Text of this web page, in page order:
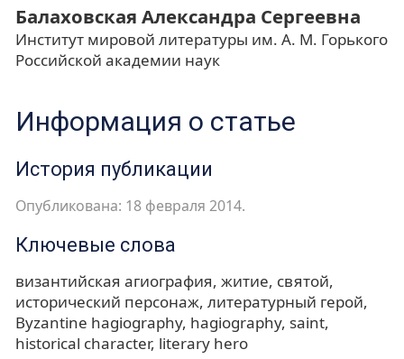
Балаховская Александра Сергеевна
Институт мировой литературы им. А. М. Горького
Российской академии наук
Информация о статье
История публикации
Опубликована: 18 февраля 2014.
Ключевые слова
византийская агиография житие святой
исторический персонаж литературный герой
Byzantine hagiography hagiography saint
historical character literary hero